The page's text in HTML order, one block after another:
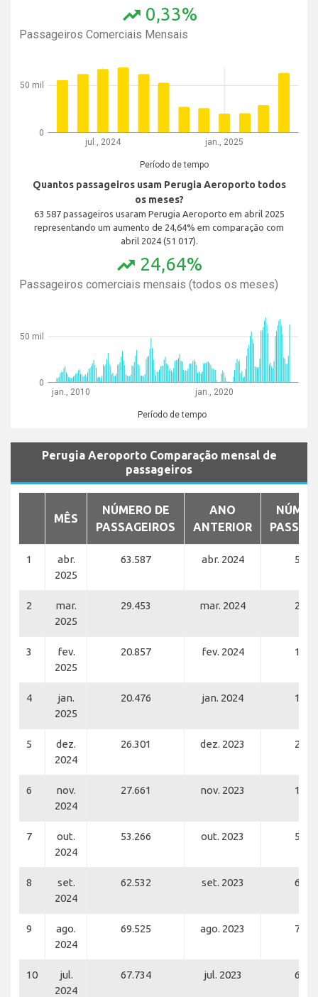
trending_up 0,33%
Passageiros Comerciais Mensais
jul., 2024 jan., 2025
Período de tempo
0
50 mil
Quantos passageiros usam Perugia Aeroporto todos
os meses?
63 587 passageiros usaram Perugia Aeroporto em abril 2025
representando um aumento de 24,64% em comparação com
abril 2024 (51 017).
trending_up 24,64%
Passageiros comerciais mensais (todos os meses)
jan., 2010 jan., 2020
Período de tempo
0
50 mil
Perugia Aeroporto Comparação mensal de
passageiros
MÊS
NÚMERO DE
PASSAGEIROS
ANO
ANTERIOR
1
abr.
2025
63.587 abr. 2024
2
mar.
2025
29.453 mar. 2024
3
fev.
2025
20.857 fev. 2024
4
jan.
2025
20.476 jan. 2024
5
dez.
2024
26.301 dez. 2023
6
nov.
2024
27.661 nov. 2023
7
out.
2024
53.266 out. 2023
8
set.
2024
62.532 set. 2023
9
ago.
2024
69.525 ago. 2023
10
jul.
2024
67.734 jul. 2023